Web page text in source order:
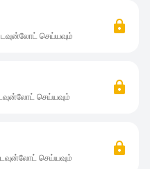
செய்யவும்
செய்யவும்
செய்யவும்